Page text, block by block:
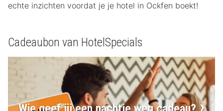
echte inzichten voordat je je hotel in Ockfen boekt!
Cadeaubon van HotelSpecials